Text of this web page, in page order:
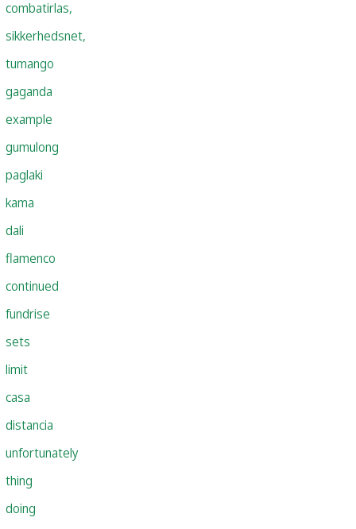
combatirlas,
sikkerhedsnet,
tumango
gaganda
example
gumulong
paglaki
kama
dali
flamenco
continued
fundrise
sets
limit
casa
distancia
unfortunately
thing
doing